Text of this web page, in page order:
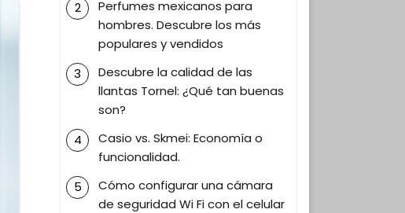
Perfumes mexicanos para
hombres. Descubre los más
populares y vendidos
Descubre la calidad de las
llantas Tornel: ¿Qué tan buenas
son?
Casio vs. Skmei: Economía o
funcionalidad.
Cómo configurar una cámara
de seguridad Wi Fi con el celular